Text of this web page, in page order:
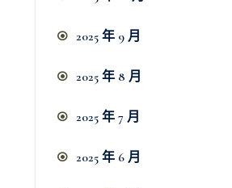
2025 年 9 月
2025 年 8 月
2025 年 7 月
2025 年 6 月